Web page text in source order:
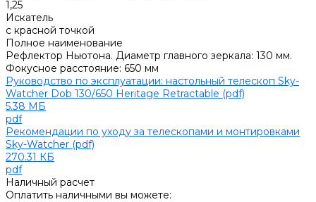
1,25
Искатель
с красной точкой
Полное наименование
Рефлектор Ньютона. Диаметр главного зеркала: 130 мм.
Фокусное расстояние: 650 мм
Руководство по эксплуатации: настольный телескоп Sky-
Watcher Dob 130/650 Heritage Retractable (pdf)
5.38 МБ
pdf
Рекомендации по уходу за телескопами и монтировками
Sky-Watcher (pdf)
270.31 КБ
pdf
Наличный расчет
Оплатить наличными вы можете: